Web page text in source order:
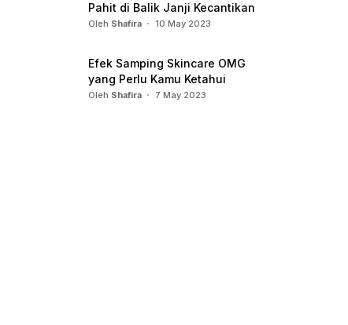
Pahit di Balik Janji Kecantikan
Oleh Shafira 10 May 2023
Efek Samping Skincare OMG
yang Perlu Kamu Ketahui
Oleh Shafira 7 May 2023